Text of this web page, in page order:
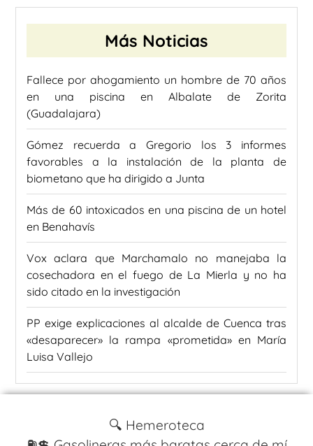
Más Noticias
Fallece por ahogamiento un hombre de 70 años
en una piscina en Albalate de Zorita
(Guadalajara)
Gómez recuerda a Gregorio los 3 informes
favorables a la instalación de la planta de
biometano que ha dirigido a Junta
Más de 60 intoxicados en una piscina de un hotel
en Benahavís
Vox aclara que Marchamalo no manejaba la
cosechadora en el fuego de La Mierla y no ha
sido citado en la investigación
PP exige explicaciones al alcalde de Cuenca tras
«desaparecer» la rampa «prometida» en María
Luisa Vallejo
🔍 Hemeroteca